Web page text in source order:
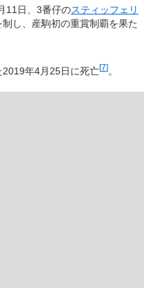
11日、3番仔のスティッフェリ
制し、産駒初の重賞制覇を果た
年4月25日に死亡[7]。